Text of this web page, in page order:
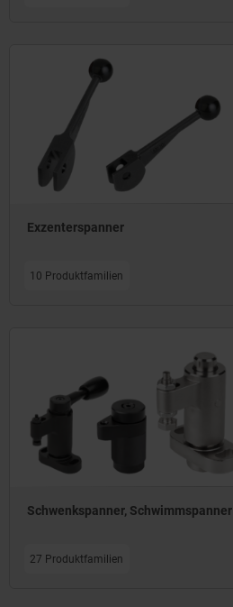
Exzenterspanner
10 Produktfamilien
Schwenkspanner, Schwimmspanner
27 Produktfamilien